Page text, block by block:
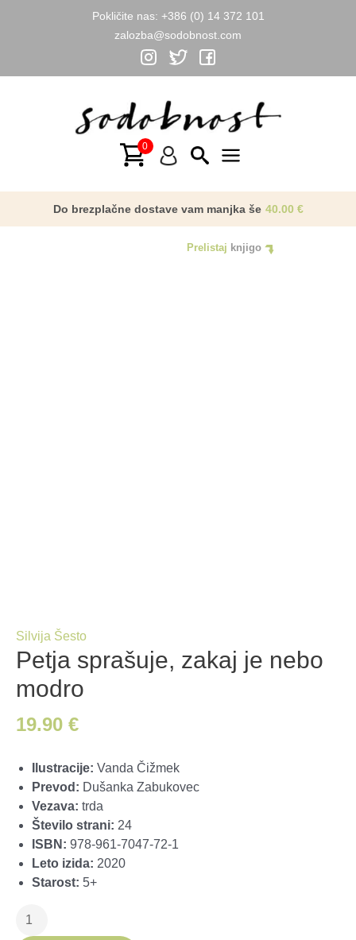
Pokličite nas: +386 (0) 14 372 101
zalozba@sodobnost.com
Menu
Do brezplačne dostave vam manjka še 40.00 €
Prelistaj knjigo
Silvija Šesto
Petja sprašuje, zakaj je nebo
modro
19.90 €
Ilustracije: Vanda Čižmek
Prevod: Dušanka Zabukovec
Vezava: trda
Število strani: 24
ISBN: 978-961-7047-72-1
Leto izida: 2020
Starost: 5+
Petja